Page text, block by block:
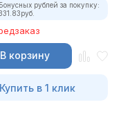
Бонусных рублей за покупку:
руб.
В корзину
Купить в 1 клик